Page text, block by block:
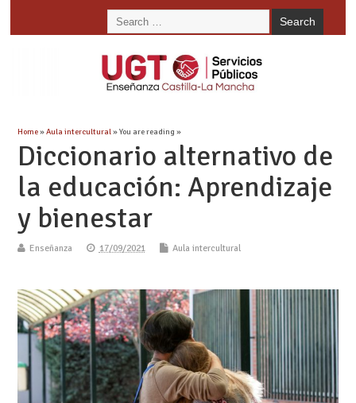
Home»Aula intercultural» You are reading »
Diccionario alternativo de
la educación: Aprendizaje
y bienestar
Enseñanza 17/09/2021 Aula intercultural